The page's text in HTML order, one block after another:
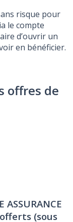
risque pour
le compte
d’ouvrir un
en bénéficier.
offres de
(sous